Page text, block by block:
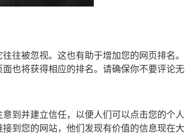
往被忽视。这也有助于增加您的网页排名。
也将获得相应的排名。请确保你不要评论无
到并建立信任，以便人们可以点击您的个人
到您的网站，他们发现有价值的信息现在大